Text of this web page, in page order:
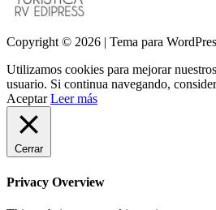
Copyright © 2026 | Tema para
Utilizamos cookies para mejorar
usuario. Si continua navegando,
Aceptar Leer más
Cerrar
Privacy Overview